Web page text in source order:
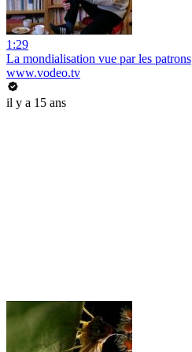
1:29
La mondialisation vue par les patrons
www.vodeo.tv
il y a 15 ans